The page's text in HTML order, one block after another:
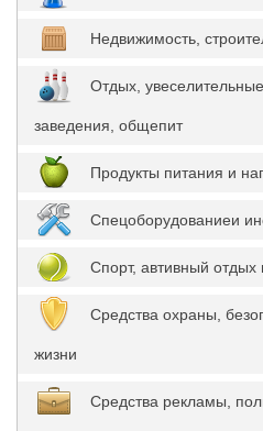
Недвижимость,
Отдых,
заведения, общепит
Продукты питания и
Спецоборудованиеи
Спорт, автивный отдых
Средства охраны,
жизни
Средства рекламы,